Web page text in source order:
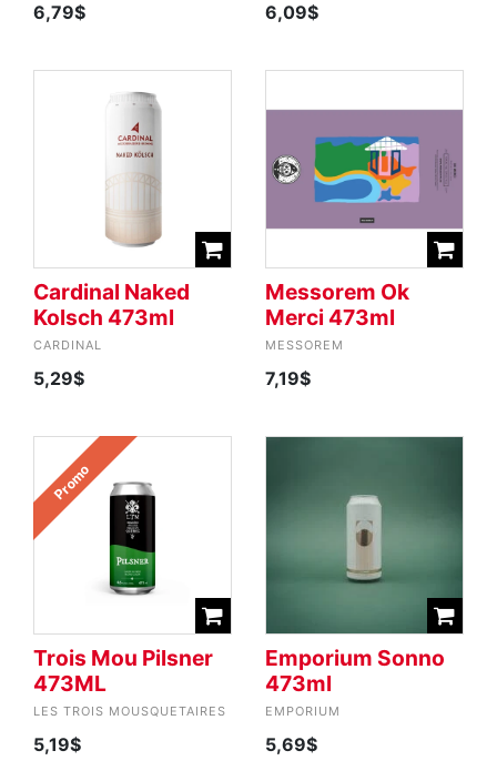
6,79$ 6,09$
Cardinal Naked
Kolsch 473ml
CARDINAL
5,29$
Messorem Ok
Merci 473ml
MESSOREM
7,19$
Promo
Trois Mou Pilsner
473ML
LES TROIS MOUSQUETAIRES
5,19$
Emporium Sonno
473ml
EMPORIUM
5,69$